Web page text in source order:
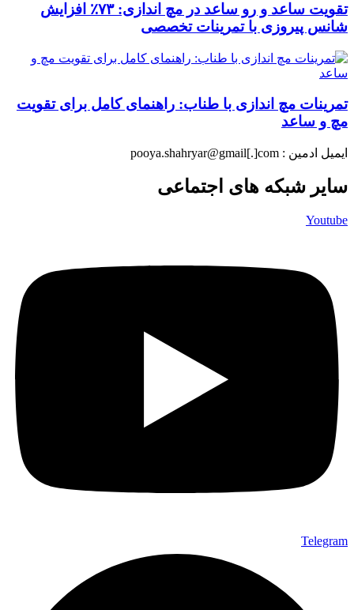
تقویت ساعد و رو ساعد در مچ اندازی: ۷۳٪ افزایش
شانس پیروزی با تمرینات تخصصی
تمرینات مچ اندازی با طناب: راهنمای کامل برای تقویت
مچ و ساعد
ایمیل ادمین : pooya.shahryar@gmail[.]com
سایر شبکه های اجتماعی
Youtube
Telegram